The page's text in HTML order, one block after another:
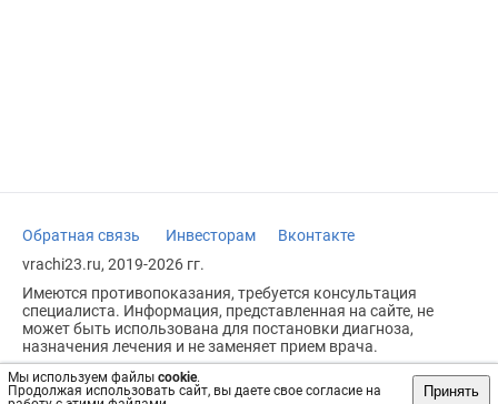
Мы используем файлы cookie.
Продолжая использовать сайт, вы даете свое согласие на
Принять
Обратная связь Инвесторам
Вконтакте
vrachi23.ru, 2019-2026 гг.
Имеются противопоказания, требуется консультация
специалиста. Информация, представленная на сайте, не
может быть использована для постановки диагноза,
назначения лечения и не заменяет прием врача.
Возрастное ограничение: 18+